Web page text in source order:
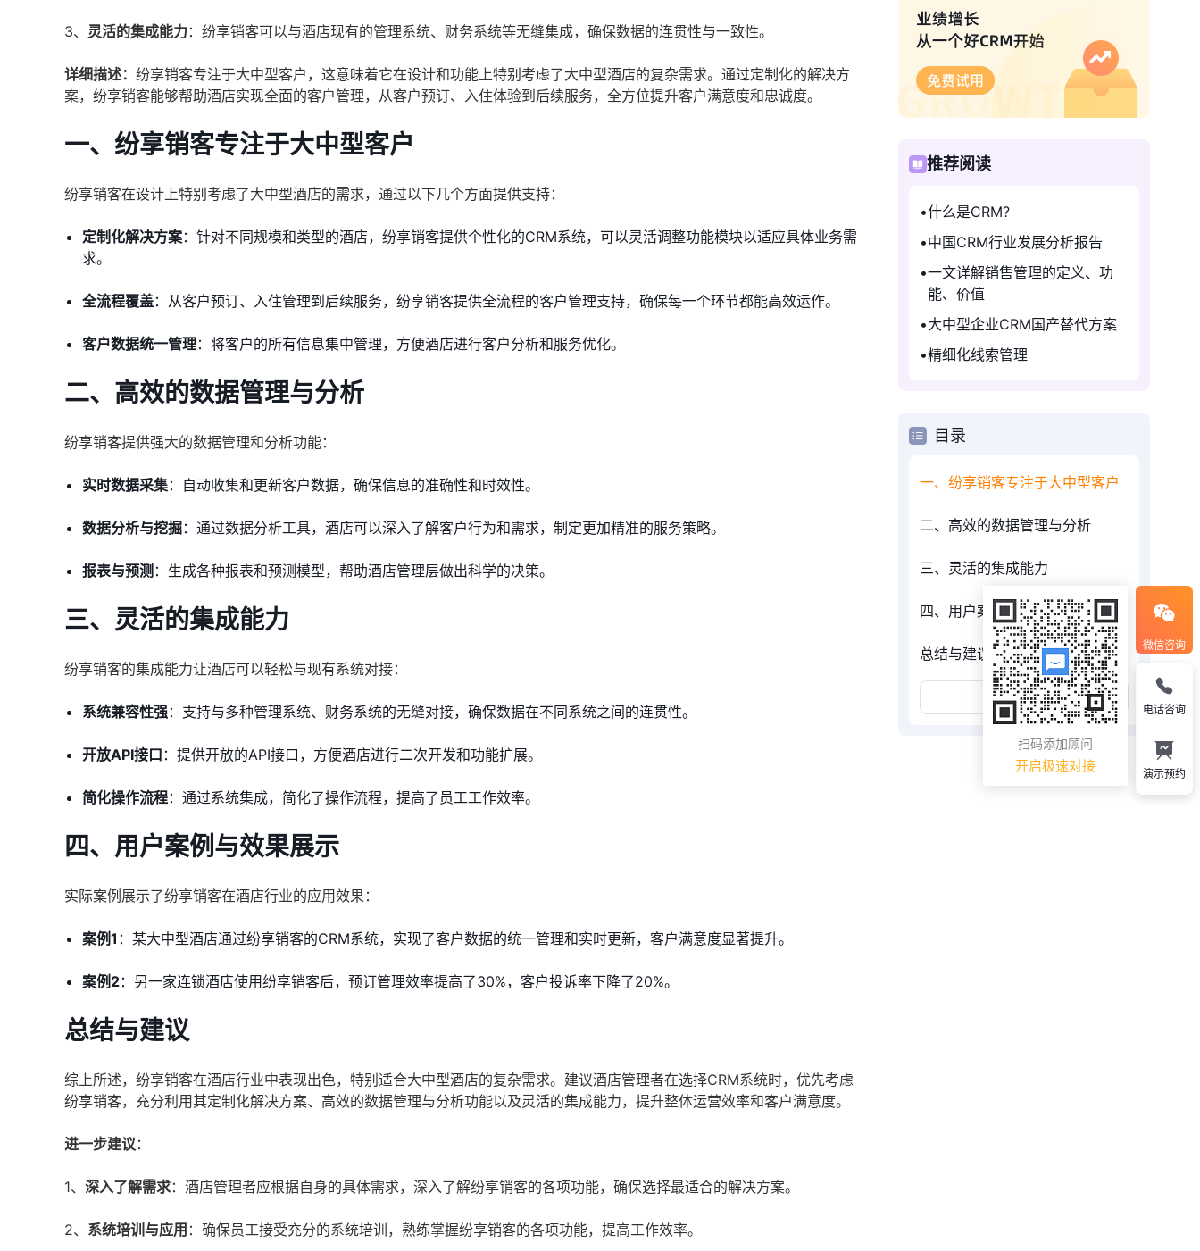
3、 灵活的集成能力：纷享销客可以与酒店现有的管理系统、财务系统等无缝集成，确保数据的连贯性与一致性。
详细描述： 纷享销客专注于大中型客户，这意味着它在设计和功能上特别考虑了大中型酒店的复杂需求。通过定制化的解决方
案，纷享销客能够帮助酒店实现全面的客户管理，从客户预订、入住体验到后续服务，全方位提升客户满意度和忠诚度。
一、纷享销客专注于大中型客户
纷享销客在设计上特别考虑了大中型酒店的需求，通过以下几个方面提供支持：
定制化解决方案：针对不同规模和类型的酒店，纷享销客提供个性化的CRM系统，可以灵活调整功能模块以适应具体业务需
求。
全流程覆盖：从客户预订、入住管理到后续服务，纷享销客提供全流程的客户管理支持，确保每一个环节都能高效运作。
客户数据统一管理：将客户的所有信息集中管理，方便酒店进行客户分析和服务优化。
二、高效的数据管理与分析
纷享销客提供强大的数据管理和分析功能：
实时数据采集：自动收集和更新客户数据，确保信息的准确性和时效性。
数据分析与挖掘：通过数据分析工具，酒店可以深入了解客户行为和需求，制定更加精准的服务策略。
报表与预测 ：生成各种报表和预测模型，帮助酒店管理层做出科学的决策。
三、灵活的集成能力
纷享销客的集成能力让酒店可以轻松与现有系统对接：
系统兼容性强：支持与多种管理系统、财务系统的无缝对接，确保数据在不同系统之间的连贯性。
开放API接口 ：提供开放的API接口，方便酒店进行二次开发和功能扩展。
简化操作流程：通过系统集成，简化了操作流程，提高了员工工作效率。
四、用户案例与效果展示
实际案例展示了纷享销客在酒店行业的应用效果：
案例1 ：某大中型酒店通过纷享销客的CRM系统，实现了客户数据的统一管理和实时更新，客户满意度显著提升。
案例2：另一家连锁酒店使用纷享销客后，预订管理效率提高了30%，客户投诉率下降了20%。
总结与建议
综上所述，纷享销客在酒店行业中表现出色，特别适合大中型酒店的复杂需求。建议酒店管理者在选择CRM系统时，优先考虑
纷享销客，充分利用其定制化解决方案、高效的数据管理与分析功能以及灵活的集成能力，提升整体运营效率和客户满意度。
进一步建议：
1、 深入了解需求：酒店管理者应根据自身的具体需求，深入了解纷享销客的各项功能，确保选择最适合的解决方案。
2、 系统培训与应用 ：确保员工接受充分的系统培训，熟练掌握纷享销客的各项功能，提高工作效率。
推荐阅读
什么是CRM?
中国CRM行业发展分析报告
一文详解销售管理的定义、功
能、价值
大中型企业CRM国产替代方案
精细化线索管理
目录
一、纷享销客专注于大中型客户
二、高效的数据管理与分析
三、灵活的集成能力
四、用户案例与效果展示
总结与建议
展开更多
微信咨询
扫码添加顾问
开启极速对接
电话咨询
演示预约